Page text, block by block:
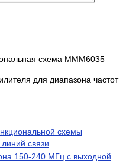
схема MMM6035
для диапазона частот
схемы
связи
150-240 МГц с выходной